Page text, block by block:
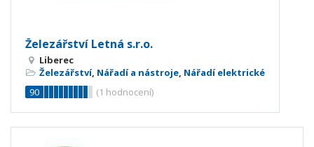
Železářství Letná s.r.o.
Liberec
Železářství, Nářadí a nástroje, Nářadí elektrické
90
(1 hodnocení)